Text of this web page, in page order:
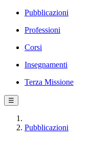
Pubblicazioni
Professioni
Corsi
Insegnamenti
Terza Missione
☰
Pubblicazioni